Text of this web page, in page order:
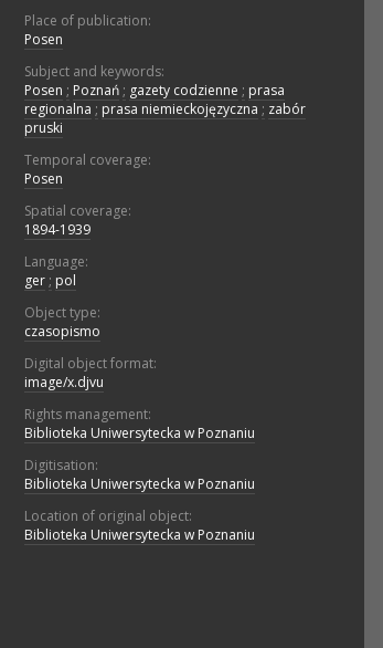
Place of publication:
Posen
Subject and keywords:
Posen ; Poznań ; gazety codzienne ; prasa
regionalna ; prasa niemieckojęzyczna ; zabór
pruski
Temporal coverage:
Posen
Spatial coverage:
1894-1939
Language:
ger ; pol
Object type:
czasopismo
Digital object format:
image/x.djvu
Rights management:
Biblioteka Uniwersytecka w Poznaniu
Digitisation:
Biblioteka Uniwersytecka w Poznaniu
Location of original object:
Biblioteka Uniwersytecka w Poznaniu